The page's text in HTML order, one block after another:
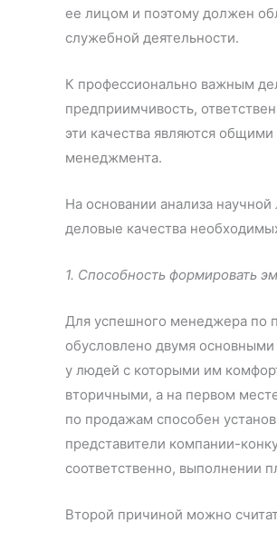
ее лицом и поэтому должен
служебной деятельности.
К профессионально важным
предприимчивость,
эти качества являются
менеджмента.
На основании анализа
деловые качества
1. Способность формировать
Для успешного менеджера по
обусловлено двумя
у людей с которыми им
вторичными, а на первом
по продажам способен
представители компании-
соответственно, выполнении
Второй причиной можно